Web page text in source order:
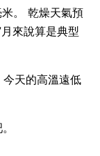
。 乾燥天氣預
來說算是典型
天的高溫遠低